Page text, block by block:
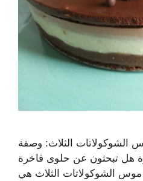
الثلاث: وصفة
هل تبحثون عن حلوى فاخرة
الشوكولاتات الثلاث هي